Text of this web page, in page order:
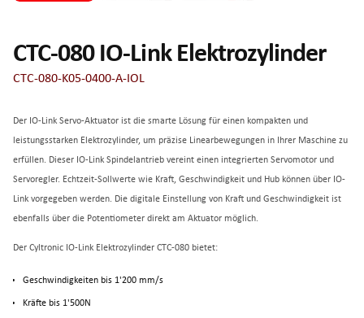
CTC-080 IO-Link Elektrozylinder
CTC-080-K05-0400-A-IOL
Der IO-Link Servo-Aktuator ist die smarte Lösung für einen kompakten und
leistungsstarken Elektrozylinder, um präzise Linearbewegungen in Ihrer Maschine zu
erfüllen. Dieser IO-Link Spindelantrieb vereint einen integrierten Servomotor und
Servoregler. Echtzeit-Sollwerte wie Kraft, Geschwindigkeit und Hub können über IO-
Link vorgegeben werden. Die digitale Einstellung von Kraft und Geschwindigkeit ist
ebenfalls über die Potentiometer direkt am Aktuator möglich.
Der Cyltronic IO-Link Elektrozylinder CTC-080 bietet:
Geschwindigkeiten bis 1'200 mm/s
Kräfte bis 1'500N